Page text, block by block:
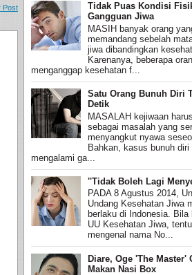
Post
Tidak Puas Kondisi
Gangguan Jiwa
MASIH banyak orang
memandang sebelah
jiwa dibandingkan
Karenanya, beberapa
menganggap kesehatan f...
Satu Orang Bunuh Diri
Detik
MASALAH kejiwaan
sebagai masalah yang
menyangkut nyawa
Bahkan, kasus bunuh diri
mengalami ga...
''Tidak Boleh Lagi
PADA 8 Agustus 2014,
Undang Kesehatan Jiwa
berlaku di Indonesia. Bila
UU Kesehatan Jiwa,
mengenal nama No...
Diare, Oge 'The Master'
Makan Nasi Box